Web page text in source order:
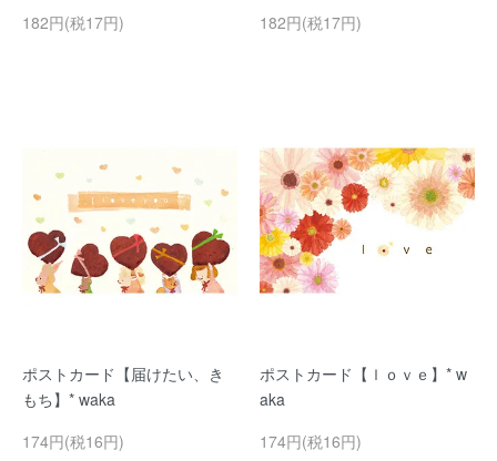
182円(税17円)
182円(税17円)
ポストカード【届けたい、き
もち】* waka
174円(税16円)
ポストカード【ｌｏｖｅ】* w
aka
174円(税16円)